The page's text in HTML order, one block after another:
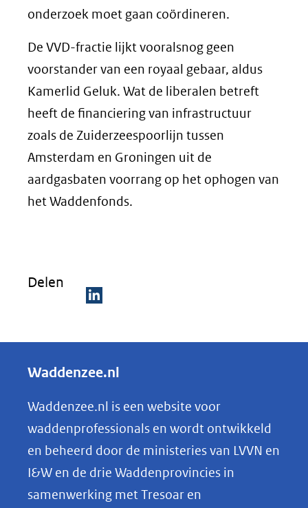
onderzoek moet gaan coördineren.
De VVD-fractie lijkt vooralsnog geen
voorstander van een royaal gebaar, aldus
Kamerlid Geluk. Wat de liberalen betreft
heeft de financiering van infrastructuur
zoals de Zuiderzeespoorlijn tussen
Amsterdam en Groningen uit de
aardgasbaten voorrang op het ophogen van
het Waddenfonds.
Delen
e
e
n
o
p
Waddenzee.nl
Waddenzee.nl is een website voor
waddenprofessionals en wordt ontwikkeld
en beheerd door de ministeries van LVVN en
I&W en de drie Waddenprovincies in
samenwerking met Tresoar en